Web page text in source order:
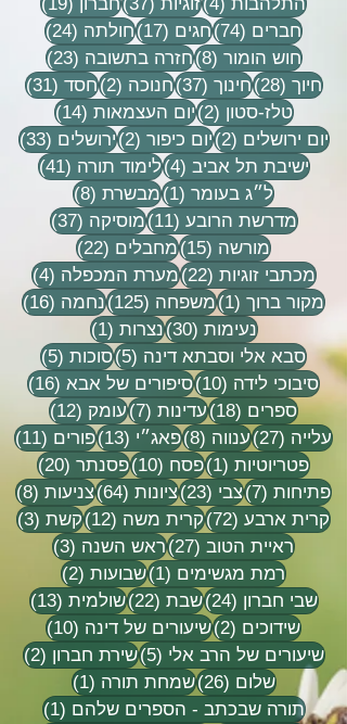
חברים (74) 74 פוסטים
חגים (17) 17 פוסטים
חולתה (24)
24 פוסטים
חוש הומור (8) 8 פוסטיםחזרה בתשובה (23)
23 פוסטים
חיוך (28) 28 פוסטים
חינוך (37) 37 פוסטים
חנוכה (2) 2 פוסטיםחסד (31)
31 פוסטים
טלז-סטון (2) 2 פוסטיםיום העצמאות (14)
14 פוסטים
יום ירושלים (2) 2 פוסטיםיום כיפור (2) 2 פוסטיםירושלים (33)
33 פוסטים
ישיבת תל אביב (4) 4 פוסטיםלימוד תורה (41)
41 פוסטים
ל״ג בעומר (1) פוסט 1
מבשרת (8)
8 פוסטים
מדרשת הרובע (11) 11 פוסטים
מוסיקה (37)
37 פוסטים
מורשה (15) 15 פוסטים
מחבלים (22)
22 פוסטים
מכתבי זוגיות (22) 22 פוסטים
מערת המכפלה (4)
4 פוסטים
מקור ברוך (1) פוסט 1
משפחה (125) 125 פוסטים
נחמה (16)
16 פוסטים
נעימות (30) 30 פוסטים
נצרות (1)
פוסט 1
סבא אלי וסבתא דינה (5) 5 פוסטיםסוכות (5)
5 פוסטים
סיבוכי לידה (10) 10 פוסטים
סיפורים של אבא (16)
16 פוסטים
ספרים (18) 18 פוסטים
עדינות (7) 7 פוסטיםעומק (12)
12 פוסטים
עלייה (27) 27 פוסטים
ענווה (8) 8 פוסטיםפאג״י (13) 13 פוסטים
פורים (11)
11
פטריוטיות (1) פוסט 1
פסח (10) 10 פוסטים
פסנתר (20)
20 פוסטים
פתיחות (7) 7 פוסטיםצבי (23) 23 פוסטים
ציונות (64) 64 פוסטים
צניעות (8)
8 פוסטים
קרית ארבע (72) 72 פוסטים
קרית משה (12) 12 פוסטים
קשת (3)
3 פוסטים
ראיית הטוב (27) 27 פוסטים
ראש השנה (3)
3 פוסטים
רמת מגשימים (1) פוסט 1
שבועות (2)
2 פוסטים
שבי חברון (24) 24 פוסטים
שבת (22) 22 פוסטים
שולמית (13)
13 פוסטים
שידוכים (2) 2 פוסטיםשיעורים של דינה (10)
10 פוסטים
שיעורים של הרב אלי (5) 5 פוסטיםשירת חברון (2)
2 פוסטים
שלום (26) 26 פוסטים
שמחת תורה (1)
פוסט 1
תורה שבכתב - הספרים שלהם (1)
פוסט 1